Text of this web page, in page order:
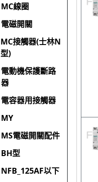
MC線圈
電磁開關
MC接觸器(士林N
型)
電動機保護斷路
器
電容器用接觸器
MY
MS電磁開關配件
BH型
NFB_125AF以下